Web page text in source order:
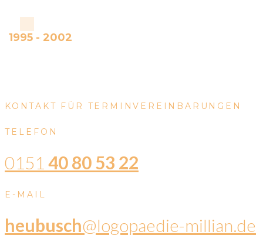
1995 - 2002
KONTAKT FÜR TERMINVEREINBARUNGEN
TELEFON
0151 40 80 53 22
E-MAIL
heubusch@logopaedie-millian.de